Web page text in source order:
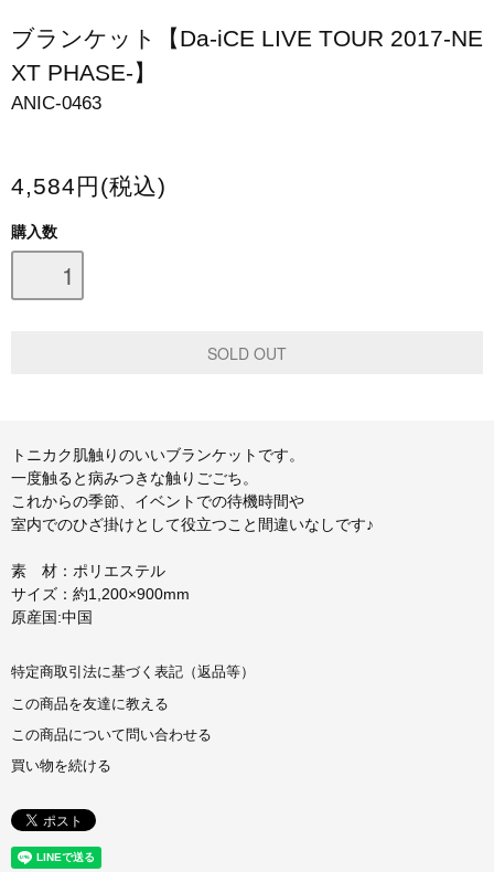
クリスマスアイテム
EC限定グッズ
会場限定グッズ
ブランケット【Da-iCE LIVE TOUR 2017-NE
XT PHASE-】
ANIC-0463
4,584円(税込)
購入数
トニカク肌触りのいいブランケットです。
一度触ると病みつきな触りごごち。
これからの季節、イベントでの待機時間や
室内でのひざ掛けとして役立つこと間違いなしです♪
素 材：ポリエステル
サイズ：約1,200×900mm
原産国:中国
特定商取引法に基づく表記（返品等）
この商品を友達に教える
この商品について問い合わせる
買い物を続ける